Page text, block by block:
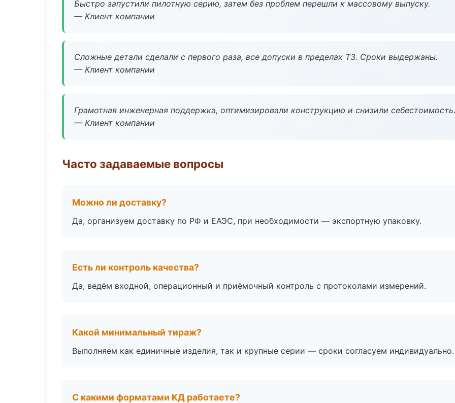
Быстро запустили пилотную серию, затем без проблем перешли к массовому выпуску.
— Клиент компании
Сложные детали сделали с первого раза, все допуски в пределах ТЗ. Сроки выдержаны.
— Клиент компании
Грамотная инженерная поддержка, оптимизировали конструкцию и снизили себестоимость.
— Клиент компании
Часто задаваемые вопросы
Можно ли доставку?
Да, организуем доставку по РФ и ЕАЭС, при необходимости — экспортную упаковку.
Есть ли контроль качества?
Да, ведём входной, операционный и приёмочный контроль с протоколами измерений.
Какой минимальный тираж?
Выполняем как единичные изделия, так и крупные серии — сроки согласуем индивидуально.
С какими форматами КД работаете?